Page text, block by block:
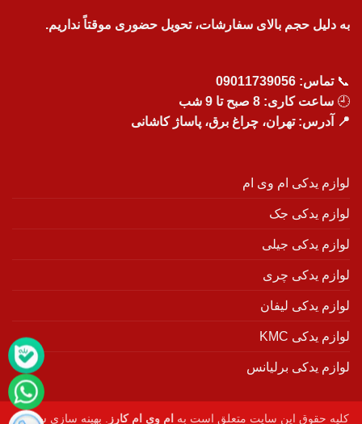
به دلیل حجم بالای سفارشات، تحویل حضوری موقتاً نداریم.
📞تماس: 09011739056
🕘 ساعت کاری: 8 صبح تا 9 شب
📍 آدرس: تهران، چراغ برق، پاساژ کاشانی
لوازم یدکی ام وی ام
لوازم یدکی جک
لوازم یدکی جیلی
لوازم یدکی چری
لوازم یدکی لیفان
لوازم یدکی KMC
لوازم یدکی برلیانس
کلیه حقوق این سایت متعلق است به ام وی ام کارز . بهینه سازی سایت :